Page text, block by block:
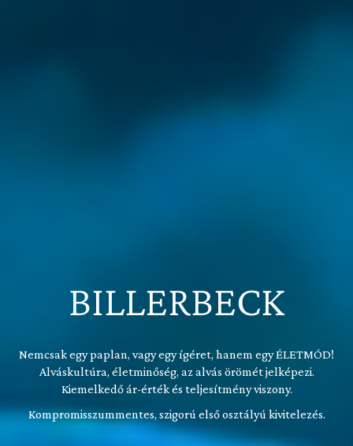
BILLERBECK
Nemcsak egy paplan, vagy egy ígéret, hanem egy ÉLETMÓD!
Alváskultúra, életminőség, az alvás örömét jelképezi.
Kiemelkedő ár-érték és teljesítmény viszony.
Kompromisszummentes, szigorú első osztályú kivitelezés.